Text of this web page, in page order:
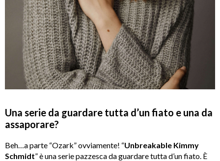
Una serie da guardare tutta d’un fiato e una da
assaporare?
Beh…a parte “Ozark” ovviamente! “Unbreakable Kimmy
Schmidt” è una serie pazzesca da guardare tutta d’un fiato. È